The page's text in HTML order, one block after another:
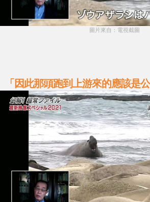
圖片來自：電視截圖
「因此那頭跑到上游來的應該是公